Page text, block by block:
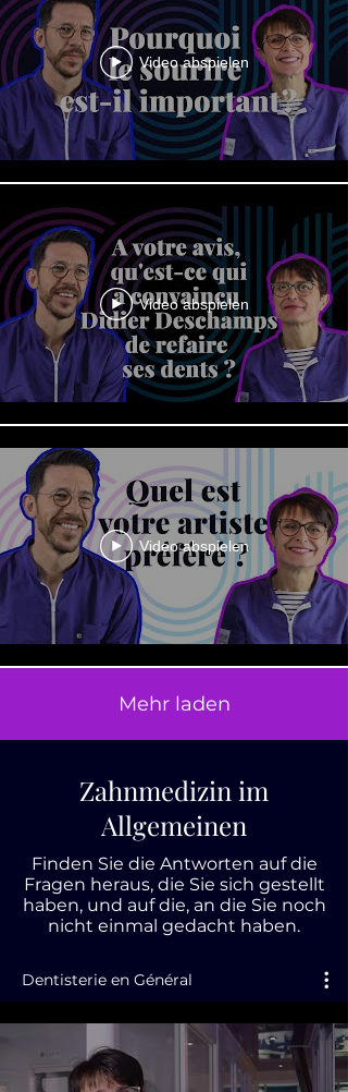
Video abspielen
Video abspielen
Video abspielen
Mehr laden
Zahnmedizin im
Allgemeinen
Finden Sie die Antworten auf die
Fragen heraus, die Sie sich gestellt
haben, und auf die, an die Sie noch
nicht einmal gedacht haben.
Dentisterie en Général